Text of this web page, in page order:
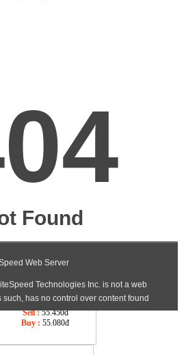
Type :Vàng SJC 1L - 10L
Sell :55.450đ
Buy : 55.080đ